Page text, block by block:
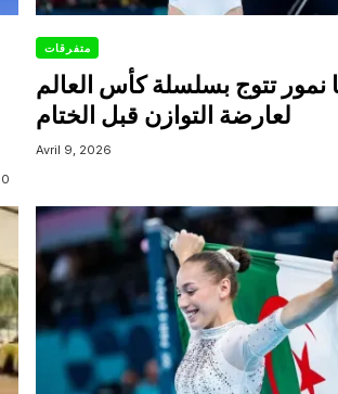
0
متفرقات
نمور تتوج بسلسلة كأس العالم
لعارضة التوازن قبل الختام
Avril 9, 2026